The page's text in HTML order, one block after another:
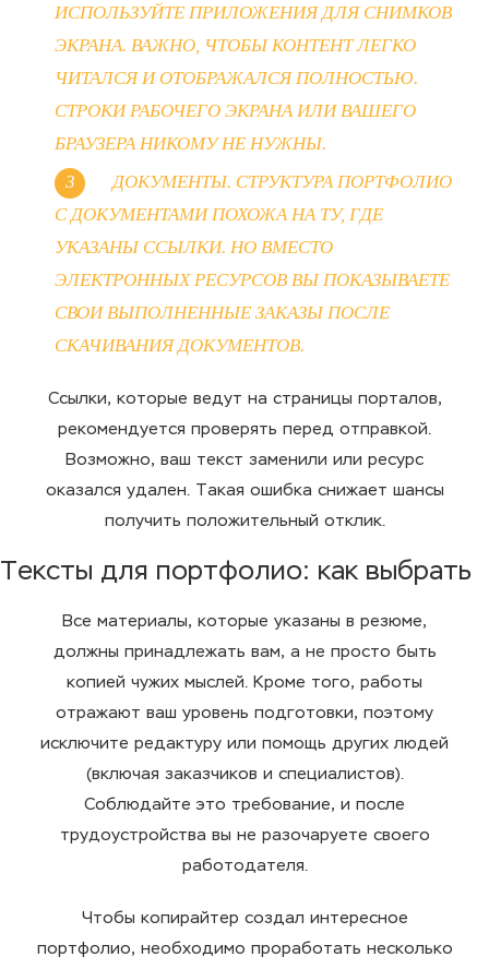
ИСПОЛЬЗУЙТЕ ПРИЛОЖЕНИЯ ДЛЯ СНИМКОВ
ЭКРАНА. ВАЖНО, ЧТОБЫ КОНТЕНТ ЛЕГКО
ЧИТАЛСЯ И ОТОБРАЖАЛСЯ ПОЛНОСТЬЮ.
СТРОКИ РАБОЧЕГО ЭКРАНА ИЛИ ВАШЕГО
БРАУЗЕРА НИКОМУ НЕ НУЖНЫ.
ДОКУМЕНТЫ. СТРУКТУРА ПОРТФОЛИО
С ДОКУМЕНТАМИ ПОХОЖА НА ТУ, ГДЕ
УКАЗАНЫ ССЫЛКИ. НО ВМЕСТО
ЭЛЕКТРОННЫХ РЕСУРСОВ ВЫ ПОКАЗЫВАЕТЕ
СВОИ ВЫПОЛНЕННЫЕ ЗАКАЗЫ ПОСЛЕ
СКАЧИВАНИЯ ДОКУМЕНТОВ.
Ссылки, которые ведут на страницы порталов,
рекомендуется проверять перед отправкой.
Возможно, ваш текст заменили или ресурс
оказался удален. Такая ошибка снижает шансы
получить положительный отклик.
Тексты для портфолио: как выбрать
Все материалы, которые указаны в резюме,
должны принадлежать вам, а не просто быть
копией чужих мыслей. Кроме того, работы
отражают ваш уровень подготовки, поэтому
исключите редактуру или помощь других людей
(включая заказчиков и специалистов).
Соблюдайте это требование, и после
трудоустройства вы не разочаруете своего
работодателя.
Чтобы копирайтер создал интересное
портфолио, необходимо проработать несколько